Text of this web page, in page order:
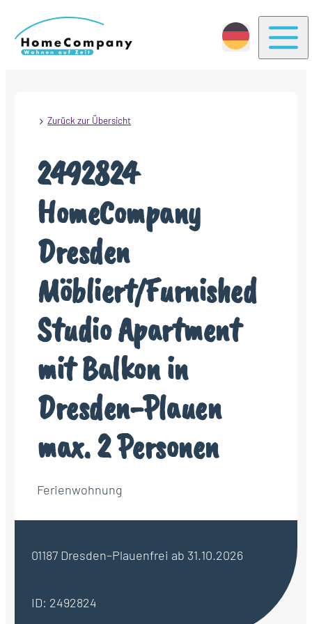
Zurück zur Übersicht
2492824
HomeCompany
Dresden
Möbliert/Furnished
Studio Apartment
mit Balkon in
Dresden-Plauen
max. 2 Personen
Ferienwohnung
01187 Dresden–Plauenfrei ab 31.10.2026
ID: 2492824